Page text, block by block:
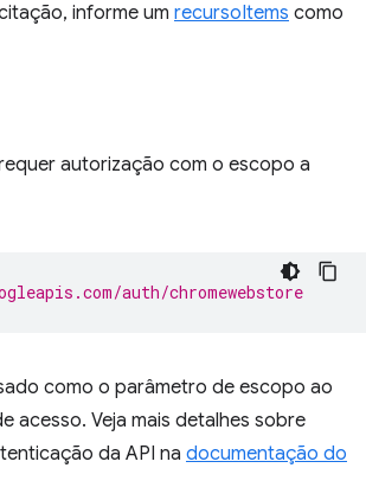
informe um recursoItems como
autorização com o escopo a
auth/chromewebstore
como o parâmetro de escopo ao
acesso. Veja mais detalhes sobre
da API na documentação do